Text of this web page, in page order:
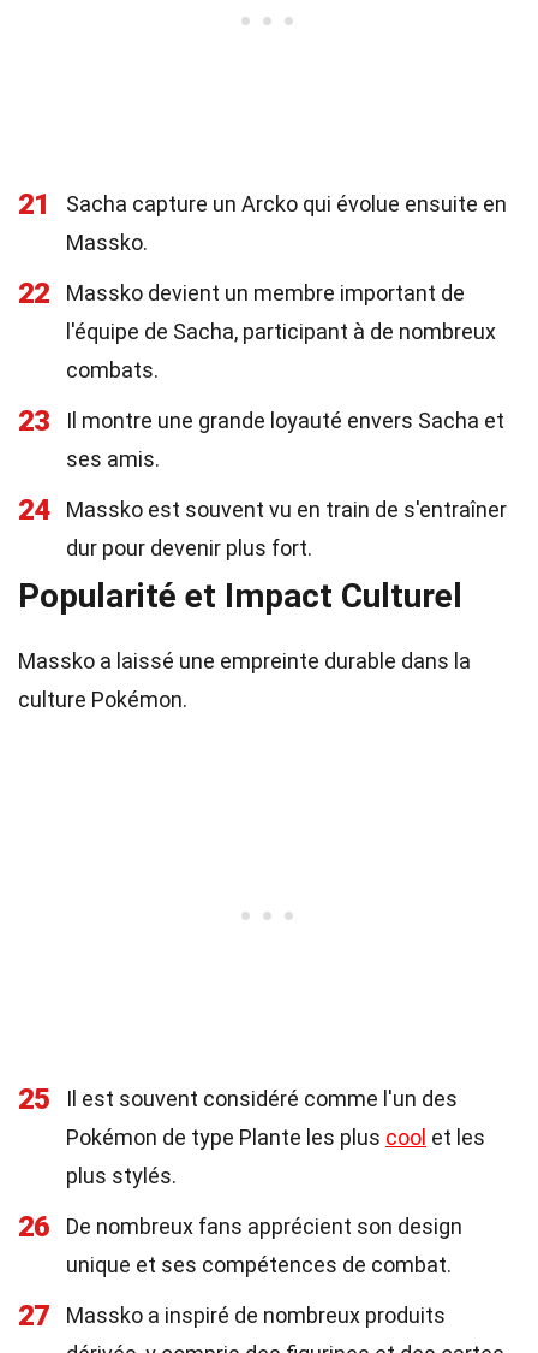
21
Sacha capture un Arcko qui évolue ensuite en
Massko.
22
Massko devient un membre important de
l'équipe de Sacha, participant à de nombreux
combats.
23
Il montre une grande loyauté envers Sacha et
ses amis.
24
Massko est souvent vu en train de s'entraîner
dur pour devenir plus fort.
Popularité et Impact Culturel
Massko a laissé une empreinte durable dans la
culture Pokémon.
25
Il est souvent considéré comme l'un des
Pokémon de type Plante les plus cool et les
plus stylés.
26
De nombreux fans apprécient son design
unique et ses compétences de combat.
27
Massko a inspiré de nombreux produits